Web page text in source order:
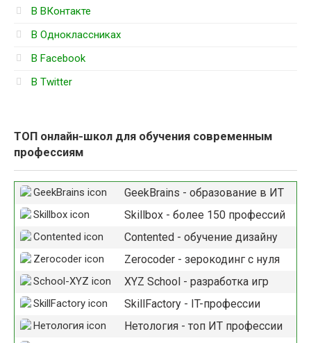
В ВКонтакте
В Одноклассниках
В Facebook
В Twitter
ТОП онлайн-школ для обучения современным
профессиям
GeekBrains - образование в ИТ
Skillbox - более 150 профессий
Contented - обучение дизайну
Zerocoder - зерокодинг с нуля
XYZ School - разработка игр
SkillFactory - IT-профессии
Нетология - топ ИТ профессии